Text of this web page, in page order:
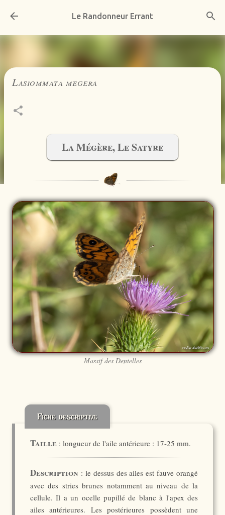
Accéder au contenu principal
Le Randonneur Errant
Lasiommata megera
La Mégère, Le Satyre
Massif des Dentelles
Fiche descriptive
Taille : longueur de l'aile antérieure : 17-25 mm.
Description : le dessus des ailes est fauve orangé
avec des stries brunes notamment au niveau de la
cellule. Il a un ocelle pupillé de blanc à l'apex des
ailes antérieures. Les postérieures possèdent une